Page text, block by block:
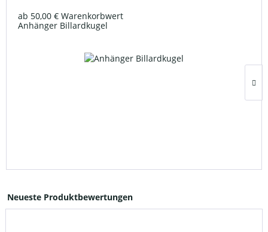
ab 50,00 € Warenkorbwert
Anhänger Billardkugel
Neueste Produktbewertungen